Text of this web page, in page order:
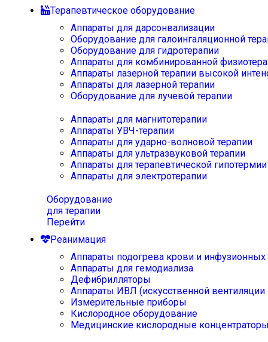
Терапевтическое оборудование
Аппараты для дарсонвализации
Оборудование для галоингаляционной
Оборудование для гидротерапии
Аппараты для комбинированной
Аппараты лазерной терапии высокой
Аппараты для лазерной терапии
Оборудование для лучевой терапии
Аппараты для магнитотерапии
Аппараты УВЧ-терапии
Аппараты для ударно-волновой терапии
Аппараты для ультразвуковой терапии
Аппараты для терапевтической
Аппараты для электротерапии
Оборудование
для терапии
Перейти
Реанимация
Аппараты подогрева крови и инфузионных
Аппараты для гемодиализа
Дефибрилляторы
Аппараты ИВЛ (искусственной вентиляции
Измерительные приборы
Кислородное оборудование
Медицинские кислородные